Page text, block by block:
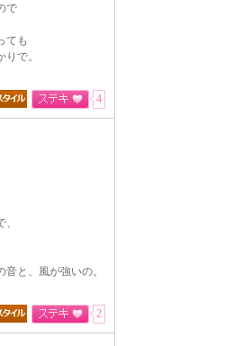
で
ても
で。
4
と、風が強いの。
2